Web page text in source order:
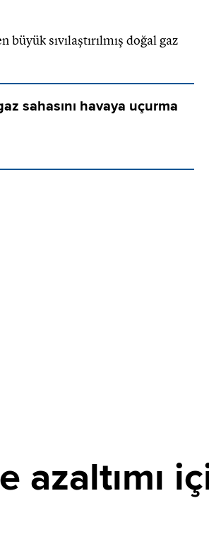
sıvılaştırılmış doğal gaz
sahasını havaya uçurma
azaltımı